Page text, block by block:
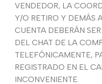
VENDEDOR, LA
Y/O RETIRO Y DEMÁS
CUENTA DEBERÁN
DEL CHAT DE LA
TELEFÓNICAMENTE,
REGISTRADO EN EL
INCONVENIENTE.